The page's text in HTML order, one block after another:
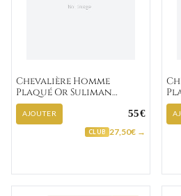
Chevalière Homme
Plaqué Or Suliman
Zirconium
AJOUTER 55€
CLUB 27,50€ →